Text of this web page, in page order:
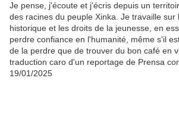
Je pense, j'écoute et j'écris depuis un
des racines du peuple Xinka. Je travaille sur
historique et les droits de la jeunesse, en
perdre confiance en l'humanité, même s'il
de la perdre que de trouver du bon café en
traduction caro d'un reportage de Prensa
19/01/2025